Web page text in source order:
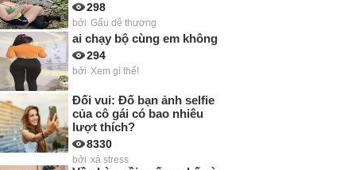
298
bởi Gấu dễ thương
ai chạy bộ cùng em không
294
bởi Xem gì thế!
Đối vui: Đố bạn ảnh selfie
của cô gái có bao nhiêu
lượt thích?
8330
bởi xả stress